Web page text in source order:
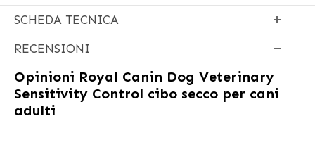
SCHEDA TECNICA
RECENSIONI
Opinioni Royal Canin Dog Veterinary
Sensitivity Control cibo secco per cani
adulti